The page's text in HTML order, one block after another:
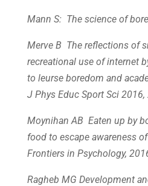
Mann S: The science of
Merve B The reflections of
recreational use of internet
to leurse boredom and
J Phys Educ Sport Sci 2016,
Moynihan AB Eaten up by
food to escape awareness
Frontiers in Psychology,
Ragheb MG Development